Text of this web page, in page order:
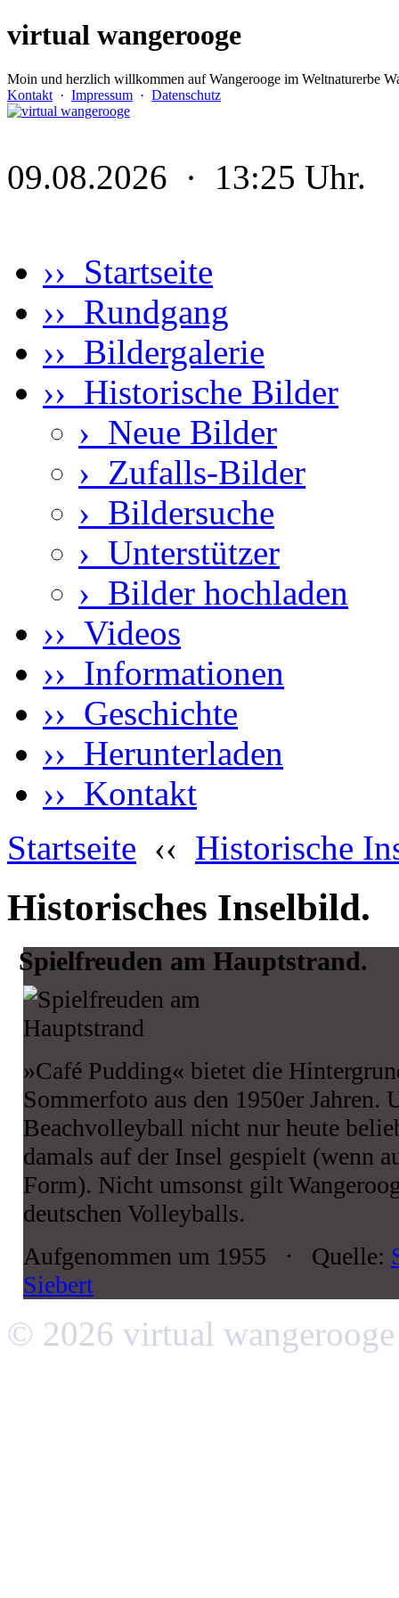
virtual wangerooge
Moin und herzlich willkommen auf Wangerooge im Weltnaturerbe
Kontakt · Impressum · Datenschutz
09.08.2026 · 13:25 Uhr.
›› Startseite
›› Rundgang
›› Bildergalerie
›› Historische Bilder
› Neue Bilder
› Zufalls-Bilder
› Bildersuche
› Unterstützer
› Bilder hochladen
›› Videos
›› Informationen
›› Geschichte
›› Herunterladen
›› Kontakt
Startseite ‹‹ Historische
Historisches Inselbild.
Spielfreuden am Hauptstrand.
»Café Pudding« bietet die
Sommerfoto aus den 1950er Jahren.
Beachvolleyball nicht nur heute
damals auf der Insel gespielt (wenn
Form). Nicht umsonst gilt
deutschen Volleyballs.
Aufgenommen um 1955 · Quelle:
Siebert
© 2026 virtual wangerooge